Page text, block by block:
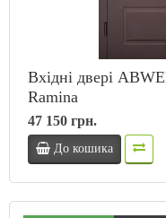
Вхідні двері
Ramina
47 150 грн.
До кошика